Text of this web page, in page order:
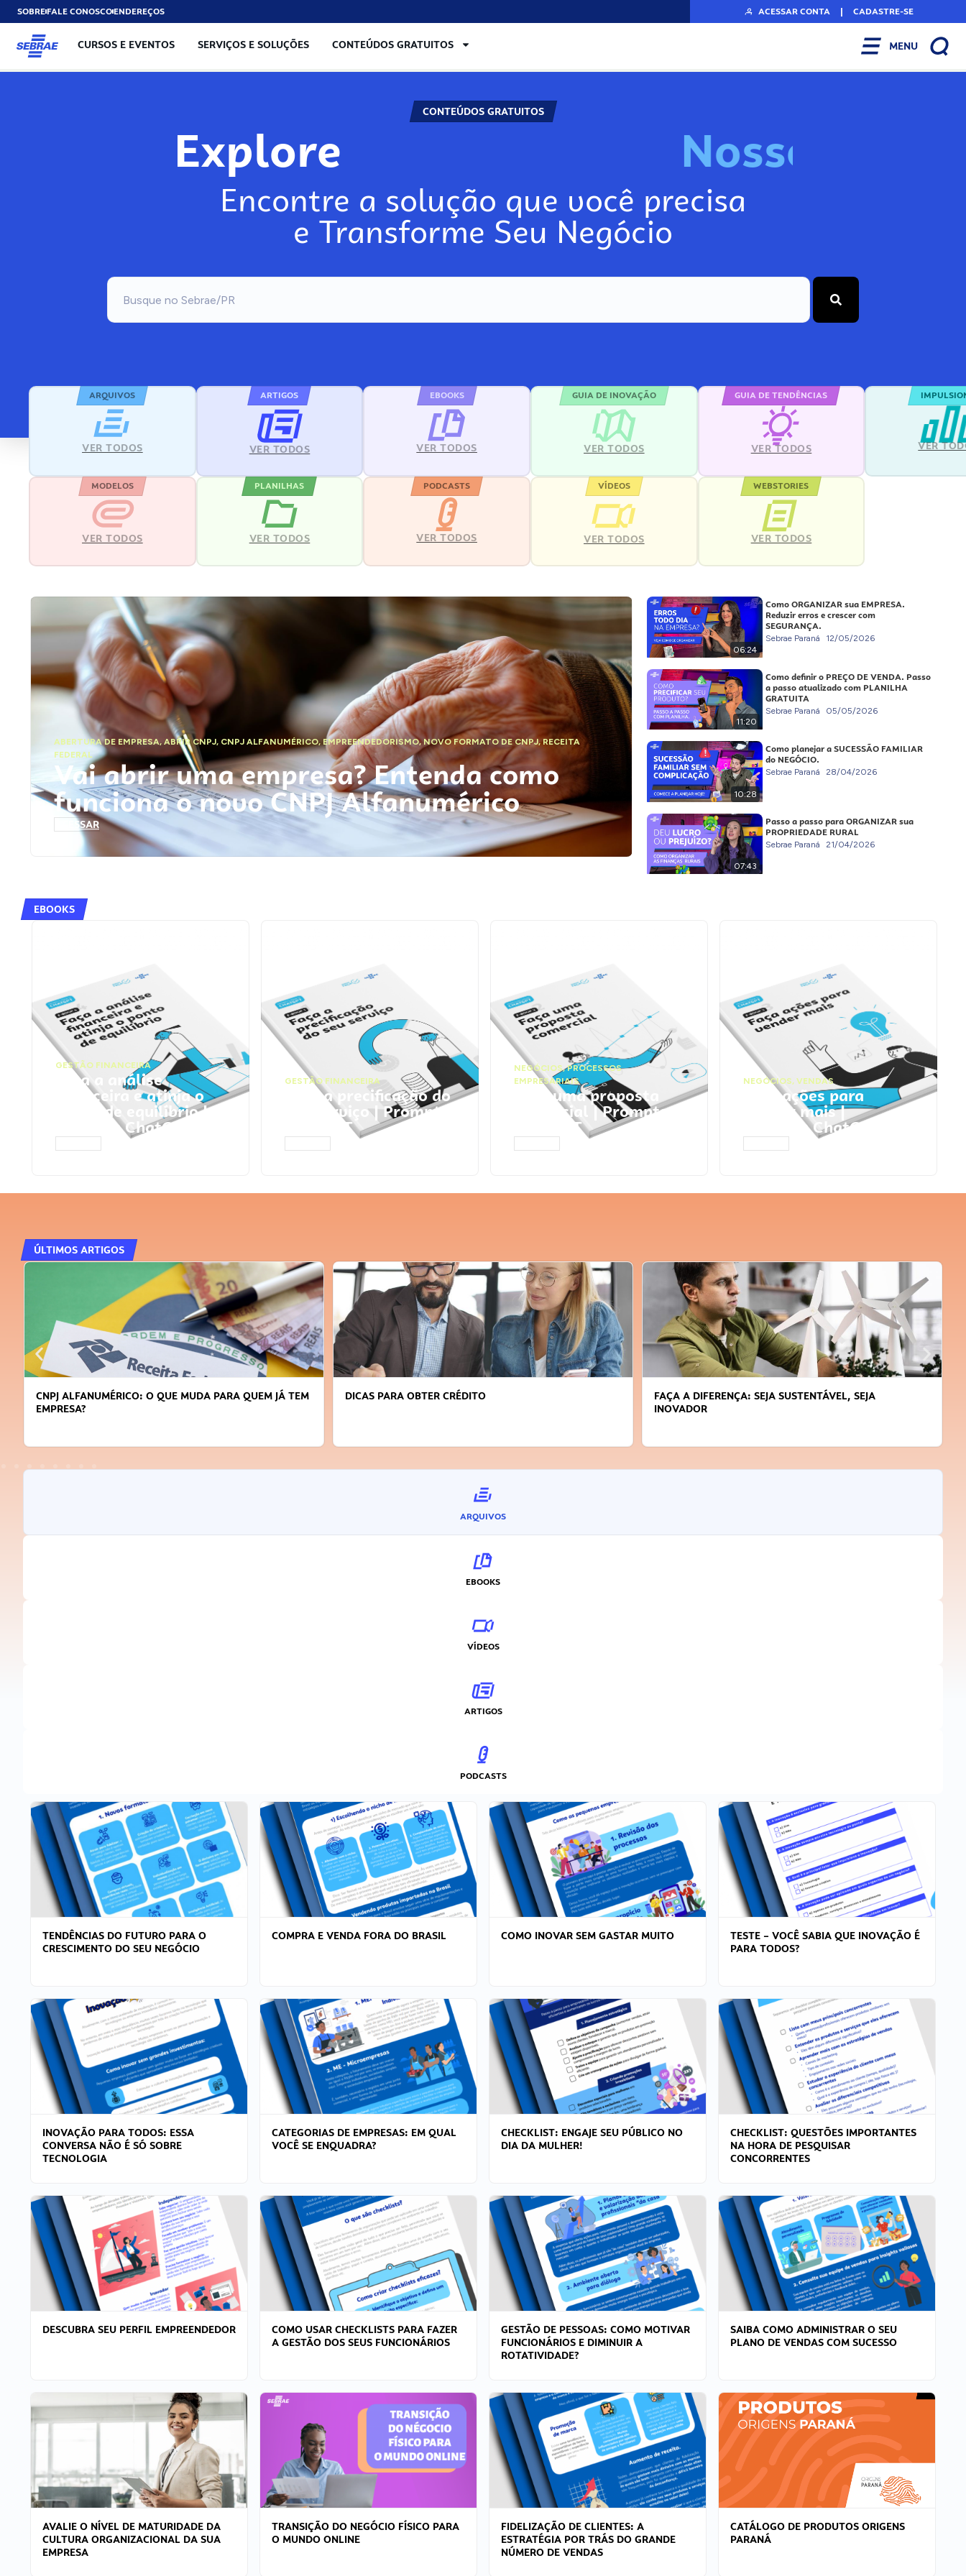
SOBREFALE CONOSCOENDEREÇOS ACESSAR CONTA | CADASTRE-SE
CURSOS E EVENTOS SERVIÇOS E SOLUÇÕES CONTEÚDOS GRATUITOS MENU
CONTEÚDOS GRATUITOS
Explore Nosso
Encontre a solução que você precisa
e Transforme Seu Negócio
ARQUIVOS
VER TODOS
ARTIGOS
VER TODOS
EBOOKS
VER TODOS
GUIA DE INOVAÇÃO
VER TODOS
GUIA DE TENDÊNCIAS
VER TODOS VER
MODELOS
VER TODOS
PLANILHAS
VER TODOS
PODCASTS
VER TODOS
VÍDEOS
VER TODOS
WEBSTORIES
VER TODOS
ABERTURA DE EMPRESA,ABRIR CNPJ, CNPJ ALFANUMÉRICO, EMPREENDEDORISMO,NOVO FORMATO DE CNPJ,RECEITA
FEDERAL
Vai abrir uma empresa? Entenda como
funciona o novo CNPJ Alfanumérico
ACESSAR
06:24
Como ORGANIZAR sua EMPRESA.
Reduzir erros e crescer com
SEGURANÇA.
Sebrae Paraná 12/05/2026
11:20
Como definir o PREÇO DE VENDA. Passo
a passo atualizado com PLANILHA
GRATUITA
Sebrae Paraná 05/05/2026
10:28
Como planejar a SUCESSÃO FAMILIAR
do NEGÓCIO.
Sebrae Paraná 28/04/2026
07:43
Passo a passo para ORGANIZAR sua
PROPRIEDADE RURAL
Sebrae Paraná 21/04/2026
EBOOKS
GESTÃO FINANCEIRA
Faça a análise
financeira e atinja o
ponto de equilíbrio |
Prompts ChatGPT
GESTÃO FINANCEIRA
Faça a precificação do
seu serviço | Prompts
ChatGPT
NEGÓCIOS,PROCESSOS
EMPRESARIAIS
Faça uma proposta
comercial | Prompts
ChatGPT
NEGÓCIOS, VENDAS
Faça ações para
vender mais |
Prompts ChatGPT
ÚLTIMOS ARTIGOS
CNPJ ALFANUMÉRICO: O QUE MUDA PARA QUEM JÁ TEM
EMPRESA?
DICAS PARA OBTER CRÉDITO
FAÇA A DIFERENÇA: SEJA SUSTENTÁVEL, SEJA
INOVADOR
ARQUIVOS
EBOOKS
VÍDEOS
ARTIGOS
PODCASTS
TENDÊNCIAS DO FUTURO PARA O
CRESCIMENTO DO SEU NEGÓCIO
COMPRA E VENDA FORA DO BRASIL COMO INOVAR SEM GASTAR MUITO
TESTE – VOCÊ SABIA QUE INOVAÇÃO É
PARA TODOS?
INOVAÇÃO PARA TODOS: ESSA
CONVERSA NÃO É SÓ SOBRE
TECNOLOGIA
CATEGORIAS DE EMPRESAS: EM QUAL
VOCÊ SE ENQUADRA?
CHECKLIST: ENGAJE SEU PÚBLICO NO
DIA DA MULHER!
CHECKLIST: QUESTÕES IMPORTANTES
NA HORA DE PESQUISAR
CONCORRENTES
DESCUBRA SEU PERFIL EMPREENDEDOR
COMO USAR CHECKLISTS PARA FAZER
A GESTÃO DOS SEUS FUNCIONÁRIOS
GESTÃO DE PESSOAS: COMO MOTIVAR
FUNCIONÁRIOS E DIMINUIR A
ROTATIVIDADE?
SAIBA COMO ADMINISTRAR O SEU
PLANO DE VENDAS COM SUCESSO
AVALIE O NÍVEL DE MATURIDADE DA
CULTURA ORGANIZACIONAL DA SUA
EMPRESA
TRANSIÇÃO DO NEGÓCIO FÍSICO PARA
O MUNDO ONLINE
FIDELIZAÇÃO DE CLIENTES: A
ESTRATÉGIA POR TRÁS DO GRANDE
NÚMERO DE VENDAS
CATÁLOGO DE PRODUTOS ORIGENS
PARANÁ